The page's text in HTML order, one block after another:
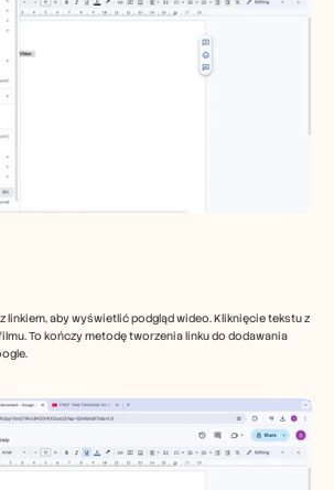
linkiem, aby wyświetlić podgląd wideo. Kliknięcie tekstu z
To kończy metodę tworzenia linku do dodawania